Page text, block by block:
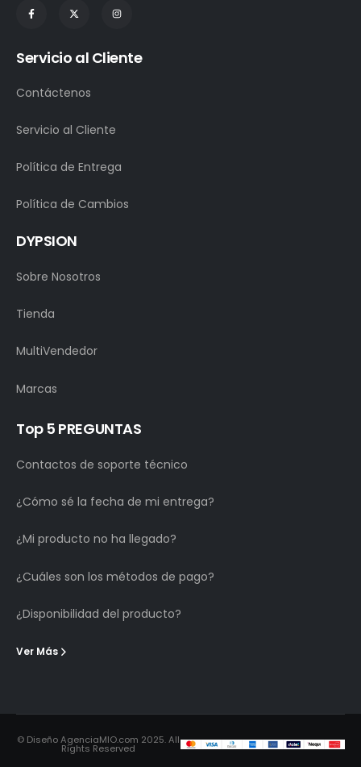
Servicio al Cliente
Contáctenos
Servicio al Cliente
Política de Entrega
Política de Cambios
DYPSION
Sobre Nosotros
Tienda
MultiVendedor
Marcas
Top 5 PREGUNTAS
Contactos de soporte técnico
¿Cómo sé la fecha de mi entrega?
¿Mi producto no ha llegado?
¿Cuáles son los métodos de pago?
¿Disponibilidad del producto?
Ver Más
© Diseño AgenciaMIO.com 2025. All
Rights Reserved